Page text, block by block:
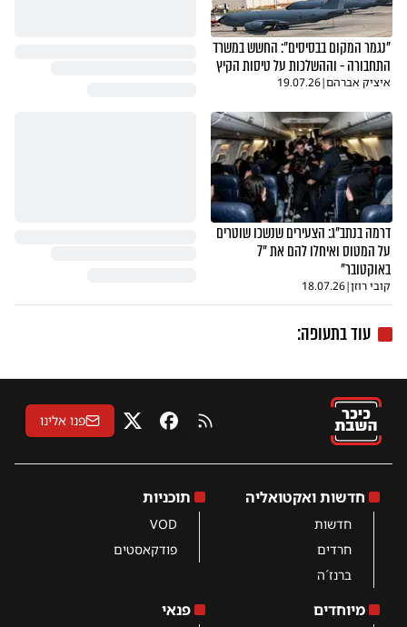
"נגמר המקום בבסיסים": החשש במשרד
התחבורה - וההשלכות על טיסות הקיץ
איציק אברהם|
19.07.26
דרמה בנתב"ג: הצעירים שנשכו שוטרים
על המטוס ואיחלו להם את "7
באוקטובר"
קובי רוזן|
18.07.26
עוד בתעופה:
RSS פייסבוקX פנו אלינו
חדשות ואקטואליה
חדשות
חרדים
ברנז´ה
תוכניות
VOD
פודקאסטים
מיוחדים פנאי